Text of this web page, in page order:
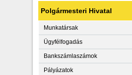
Polgármesteri Hivatal
Munkatársak
Ügyfélfogadás
Bankszámlaszámok
Pályázatok